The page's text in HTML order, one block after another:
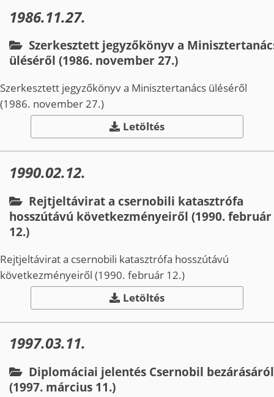
1986.11.27.
Szerkesztett jegyzőkönyv a
üléséről (1986. november 27.)
Szerkesztett jegyzőkönyv a Minisztertanács üléséről
(1986. november 27.)
Letöltés
1990.02.12.
Rejtjeltávirat a csernobili katasztrófa
hosszútávú következményeiről (1990. február
12.)
Rejtjeltávirat a csernobili katasztrófa hosszútávú
következményeiről (1990. február 12.)
Letöltés
1997.03.11.
Diplomáciai jelentés Csernobil bezárásáról
(1997. március 11.)